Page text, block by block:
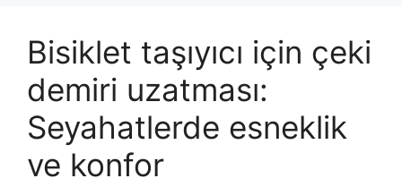
Bisiklet taşıyıcı için çeki
demiri uzatması:
Seyahatlerde esneklik
ve konfor